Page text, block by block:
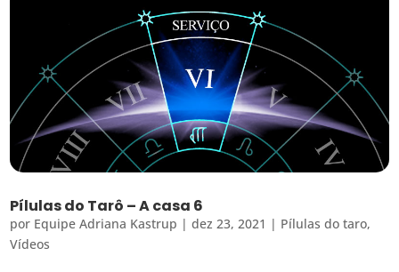
Pílulas do Tarô – A casa 6
por Equipe Adriana Kastrup |dez 23, 2021 | Pílulas do taro,
Vídeos